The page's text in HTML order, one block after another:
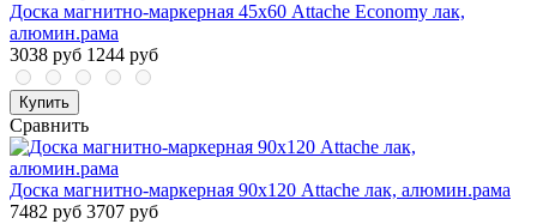
Доска магнитно-маркерная 45х60 Attache Economy лак,
алюмин.рама
3038 руб 1244 руб
Купить
Сравнить
Доска магнитно-маркерная 90х120 Attache лак, алюмин.рама
7482 руб 3707 руб